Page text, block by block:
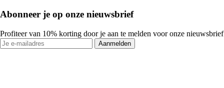
Abonneer je op onze nieuwsbrief
Profiteer van 10% korting door je aan te melden voor onze nieuwsbrief
Aanmelden